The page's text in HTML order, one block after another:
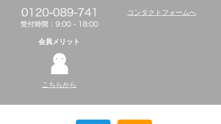
コンタクトフォームへ
会員メリット
こちらから